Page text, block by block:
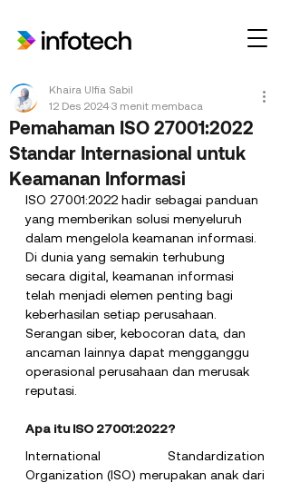
Pemahaman ISO 27001:2022
Standar Internasional untuk
Keamanan Informasi
Khaira Ulfia Sabil
12 Des 2024 3 menit membaca
ISO 27001:2022 hadir sebagai panduan
yang memberikan solusi menyeluruh
dalam mengelola keamanan informasi.
Di dunia yang semakin terhubung
secara digital, keamanan informasi
telah menjadi elemen penting bagi
keberhasilan setiap perusahaan.
Serangan siber, kebocoran data, dan
ancaman lainnya dapat mengganggu
operasional perusahaan dan merusak
reputasi.
Apa itu ISO 27001:2022?
International Standardization
Organization (ISO) merupakan anak dari